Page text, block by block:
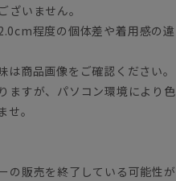
いません。
程度の個体差や着用感の違
商品画像をご確認ください。
ますが、パソコン環境により色
。
の販売を終了している可能性が